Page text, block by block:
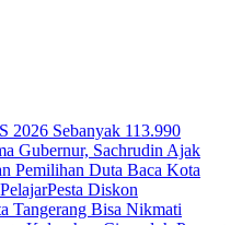
2026 Sebanyak 113.990
Gubernur, Sachrudin Ajak
Pemilihan Duta Baca Kota
Pesta Diskon
Tangerang Bisa Nikmati